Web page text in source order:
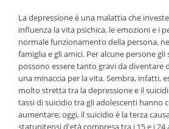
La depressione è una malattia che
influenza la vita psichica, le emozioni e i
normale funzionamento della persona,
famiglia e gli amici. Per alcune persone
possono essere tanto gravi da diventare
una minaccia per la vita. Sembra, infatti,
molto stretta tra la depressione e il
tassi di suicidio tra gli adolescenti hanno
aumentare; oggi, il suicidio è la terza
statunitensi d'età compresa tra i 15 e i 24